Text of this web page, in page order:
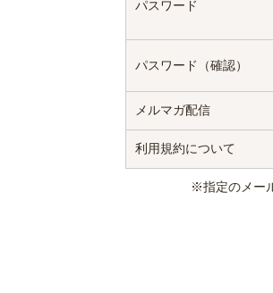
パスワード
パスワード（確認）
メルマガ配信
利用規約について
※指定のメー